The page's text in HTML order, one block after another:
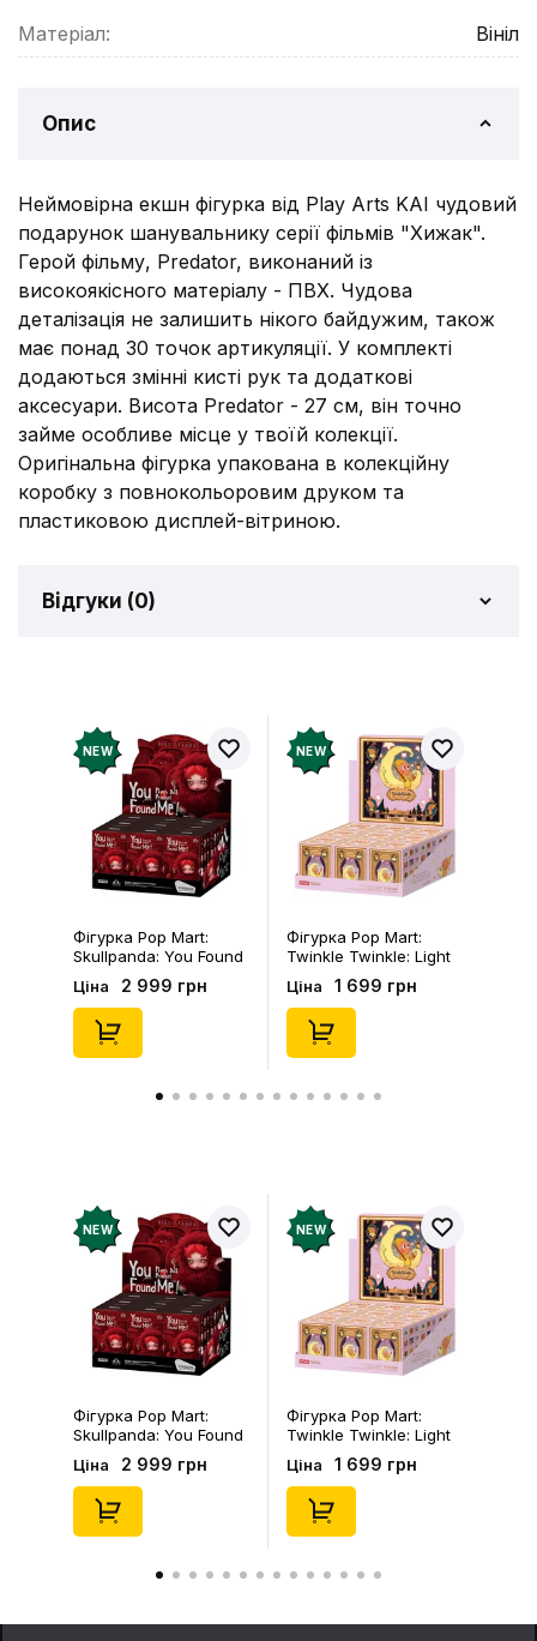
Матеріал: Вініл
Опис
Неймовірна екшн фігурка від Play Arts KAI чудовий
подарунок шанувальнику серії фільмів "Хижак".
Герой фільму, Predator, виконаний із
високоякісного матеріалу - ПВХ. Чудова
деталізація не залишить нікого байдужим, також
має понад 30 точок артикуляції. У комплекті
додаються змінні кисті рук та додаткові
аксесуари. Висота Predator - 27 см, він точно
займе особливе місце у твоїй колекції.
Оригінальна фігурка упакована в колекційну
коробку з повнокольоровим друком та
пластиковою дисплей-вітриною.
Відгуки (0)
Додайте відгук і отримайте 50 грн на свій
рахунок
Залишити відгук
NEW
Фігурка Pop Mart:
Skullpanda: You Found
Me!: Plush Doll Pendant
Series (Blind Box: 1 з
10) (Secret Edition),
(29347)
Ціна 2 999 грн
NEW
Фігурка Pop Mart:
Twinkle Twinkle: Light
Up: Scene Sets Series
(Blind Box: 1 з 10)
(Secret Edition),
(21372)
Ціна 1 699 грн
NEW
Фігурка Pop Mart:
Skullpanda: You Found
Me!: Plush Doll Pendant
Series (Blind Box: 1 з
10) (Secret Edition),
(29347)
Ціна 2 999 грн
NEW
Фігурка Pop Mart:
Twinkle Twinkle: Light
Up: Scene Sets Series
(Blind Box: 1 з 10)
(Secret Edition),
(21372)
Ціна 1 699 грн